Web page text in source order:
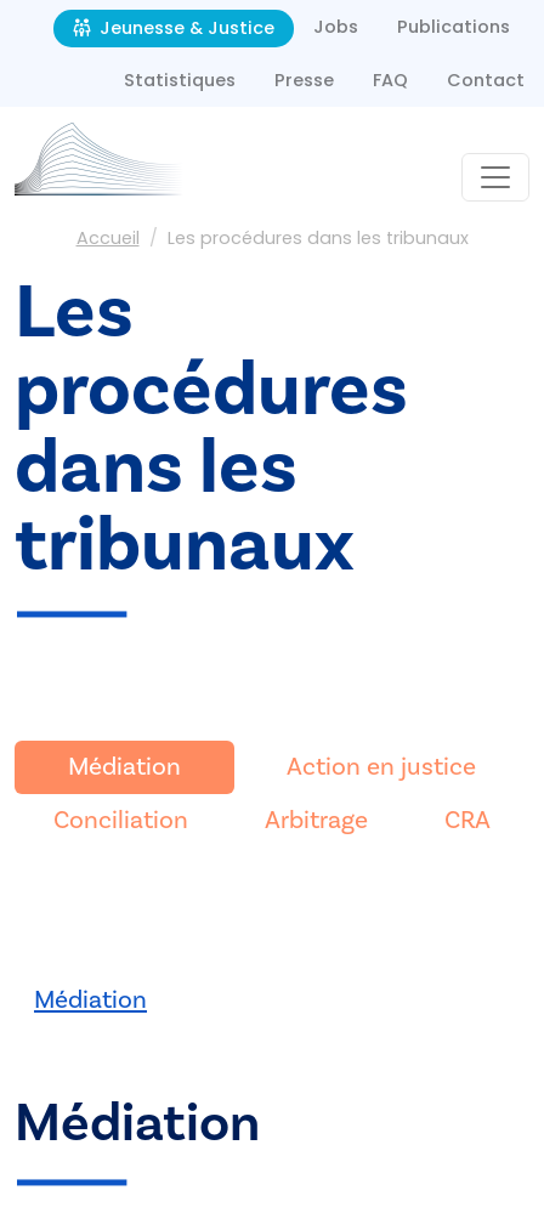
Aller au contenu principal
Second navigation
Jeunesse & Justice Jobs Publications
Statistiques Presse FAQ Contact
Fil d'Ariane
Accueil Les procédures dans les tribunaux
Les
procédures
dans les
tribunaux
Médiation
Action en justice
Conciliation
Arbitrage CRA
Médiation
Médiation